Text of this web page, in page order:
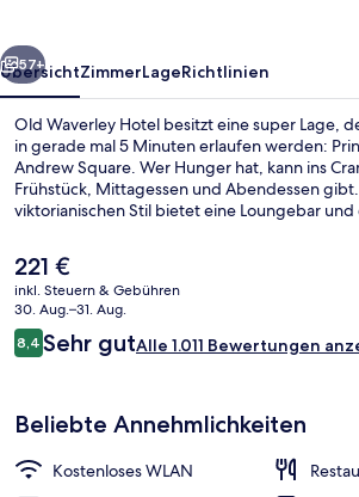
Weiter
57+
ÜbersichtZimmerLageRichtlinien
Old Waverley Hotel besitzt eine super Lage,
in gerade mal 5 Minuten erlaufen werden:
Andrew Square. Wer Hunger hat, kann ins
Frühstück, Mittagessen und Abendessen
viktorianischen Stil bietet eine Loungebar und
Frühstück. Die Unterkunft ist nur einen kurzen
öffentlichen Verkehrsmitteln entfernt: Zur U-
Minuten (Straßenbahnhaltestelle St Andrew
Minuten (Straßenbahnhaltestelle Princes
Der
aktuelle
Preis
beträgt
221 €.
221 €
inkl. Steuern & Gebühren
30. Aug.–31. Aug.
Bewertungen
8,48,4 von 10.
Sehr gutAlle 1.011 Bewertungen
Beliebte Annehmlichkeiten
Kostenloses WLAN